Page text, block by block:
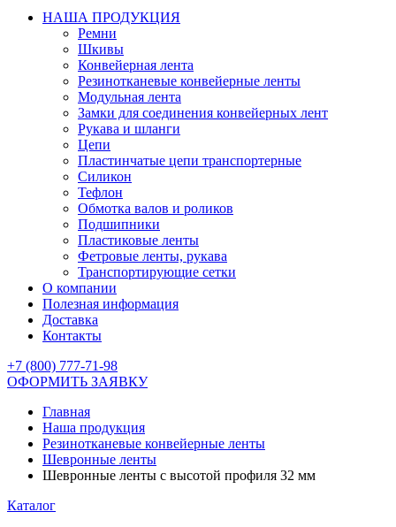
НАША ПРОДУКЦИЯ
Ремни
Шкивы
Конвейерная лента
Резинотканевые конвейерные ленты
Модульная лента
Замки для соединения конвейерных лент
Рукава и шланги
Цепи
Пластинчатые цепи транспортерные
Силикон
Тефлон
Обмотка валов и роликов
Подшипники
Пластиковые ленты
Фетровые ленты, рукава
Транспортирующие сетки
О компании
Полезная информация
Доставка
Контакты
+7 (800) 777-71-98
ОФОРМИТЬ ЗАЯВКУ
Главная
Наша продукция
Резинотканевые конвейерные ленты
Шевронные ленты
Шевронные ленты с высотой профиля 32 мм
Каталог